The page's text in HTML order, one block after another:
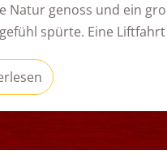
Natur genoss und ein
spürte. Eine